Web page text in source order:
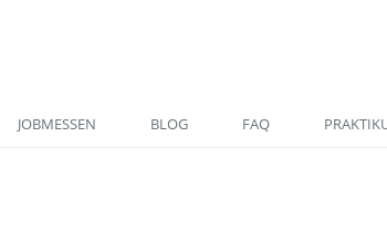
JOBMESSEN BLOG FAQ